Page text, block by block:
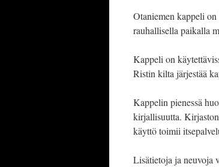
Otaniemen kappeli
rauhallisella paikalla
Kappeli on
Ristin kilta järjestää
Kappelin pienessä
kirjallisuutta.
käyttö toimii
Lisätietoja ja neuvoja